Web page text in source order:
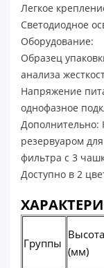
Легкое
Светодиодное
Оборудование:
Образец
анализа
Напряжение
однофазное
Дополнительно:
резервуаром
фильтра с 3
Доступно в 2
Группы
Высота
(мм)